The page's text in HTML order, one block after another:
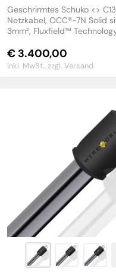
Geschrirmtes Schuko <> C13
Netzkabel, OCC®-7N Solid
3mm², Fluxfield™
€ 3.400,00
inkl. MwSt.,zzgl. Versand